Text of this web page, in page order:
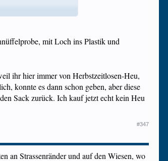
mit Loch ins Plastik und
ihr hier immer von Herbstzeitlosen-Heu,
konnte es dann schon geben, aber diese
Sack zurück. Ich kauf jetzt echt kein Heu
#347
an Strassenränder und auf den Wiesen, wo